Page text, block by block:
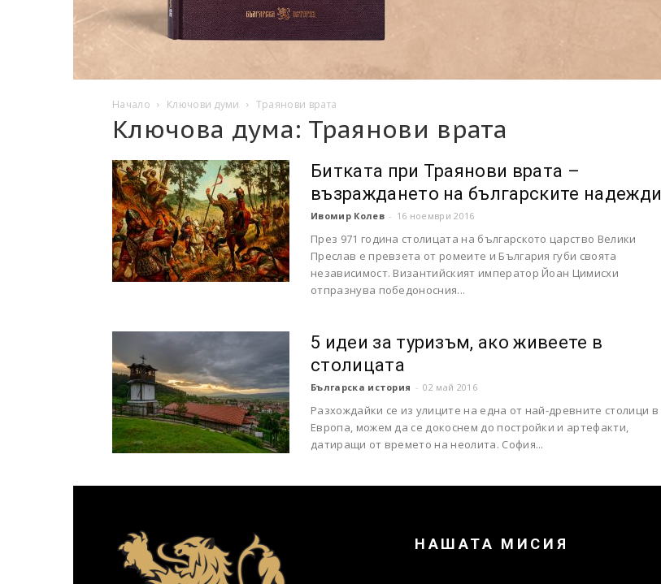
Начало Ключови думи Траянови врата
Ключова дума: Траянови врата
Битката при Траянови врата –
възраждането на българските надежди
Ивомир Колев - 16 ноември 2016
През 971 година столицата на българското царство Велики
Преслав е превзета от ромеите и България губи своята
независимост. Византийският император Йоан Цимисхи
отпразнува победоносния...
5 идеи за туризъм, ако живеете в
столицата
Българска история - 02 май 2016
Разхождайки се из улиците на една от най-древните столици в
Европа, можем да се докоснем до постройки и артефакти,
датиращи от времето на неолита. София...
НАШАТА МИСИЯ